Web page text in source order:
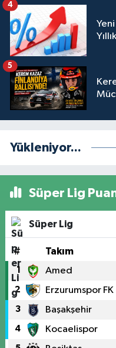
4
5
Yükleniyor...
Süper Lig
Süper Lig
# Takım
1 Amed
2 Erzurumspor FK
3 Başakşehir
4 Kocaelispor